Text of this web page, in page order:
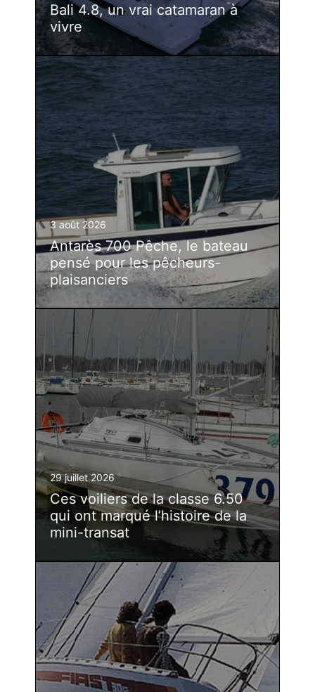
Bali 4.8, un vrai catamaran à
vivre
3 août 2026
Antarès 700 Pêche, le bateau
pensé pour les pêcheurs-
plaisanciers
29 juillet 2026
Ces voiliers de la classe 6.50
qui ont marqué l’histoire de la
mini-transat